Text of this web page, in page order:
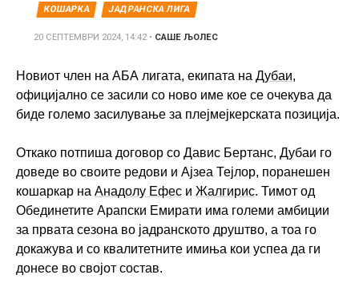
КОШАРКА ЈАДРАНСКА ЛИГА
20 СЕПТЕМВРИ 2024, 14:42• САШЕ ЉОЛЕС
Новиот член на АБА лигата, екипата на Дубаи,
официјално се засили со ново име кое се очекува да
биде големо засилување за плејмејкерската позиција.
Откако потпиша договор со Давис Бертанс, Дубаи го
доведе во своите редови и Ајзеа Тејлор, поранешен
кошаркар на Анадолу Ефес и Жалгирис. Тимот од
Обединетите Арапски Емирати има големи амбиции
за првата сезона во јадранското друштво, а тоа го
докажува и со квалитетните имиња кои успеа да ги
донесе во својот состав.